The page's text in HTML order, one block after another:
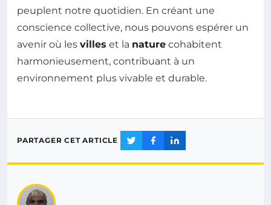
peuplent notre quotidien. En créant une
conscience collective, nous pouvons espérer un
avenir où les villes et la nature cohabitent
harmonieusement, contribuant à un
environnement plus vivable et durable.
PARTAGER CET ARTICLE